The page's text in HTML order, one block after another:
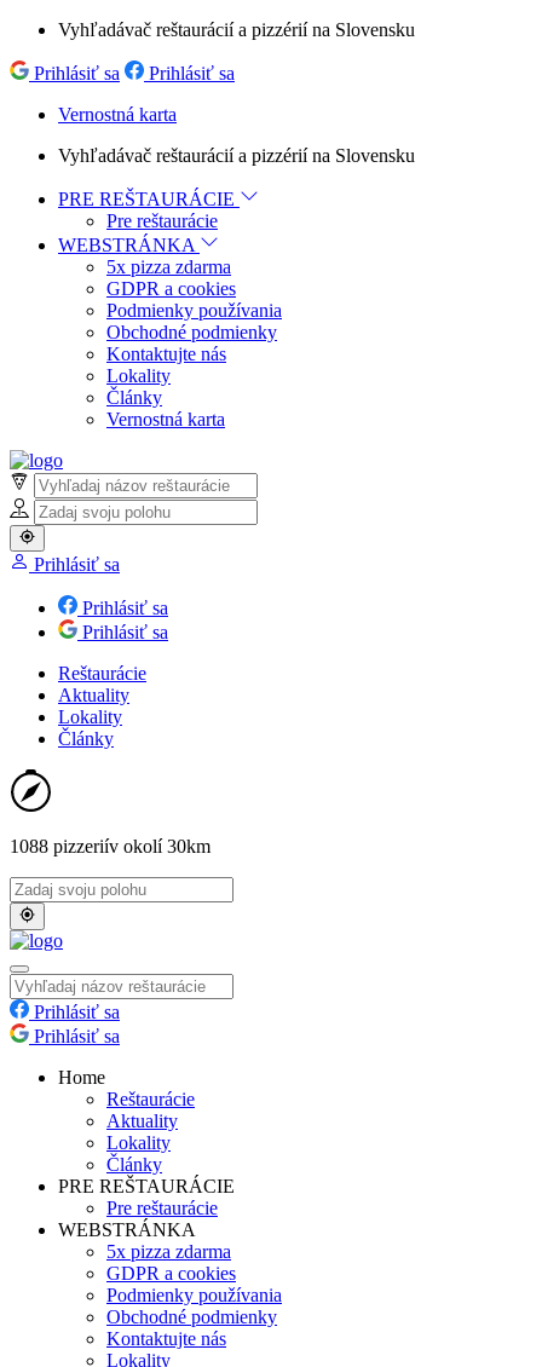
Vyhľadávač reštaurácií a pizzérií na Slovensku
Prihlásiť sa
Prihlásiť sa
Vernostná karta
Vyhľadávač reštaurácií a pizzérií na Slovensku
PRE REŠTAURÁCIE
Pre reštaurácie
WEBSTRÁNKA
5x pizza zdarma
GDPR a cookies
Podmienky používania
Obchodné podmienky
Kontaktujte nás
Lokality
Články
Vernostná karta
Prihlásiť sa
Prihlásiť sa
Prihlásiť sa
Reštaurácie
Aktuality
Lokality
Články
1088 pizzeriív okolí 30km
Prihlásiť sa
Prihlásiť sa
Home
Reštaurácie
Aktuality
Lokality
Články
PRE REŠTAURÁCIE
Pre reštaurácie
WEBSTRÁNKA
5x pizza zdarma
GDPR a cookies
Podmienky používania
Obchodné podmienky
Kontaktujte nás
Lokality